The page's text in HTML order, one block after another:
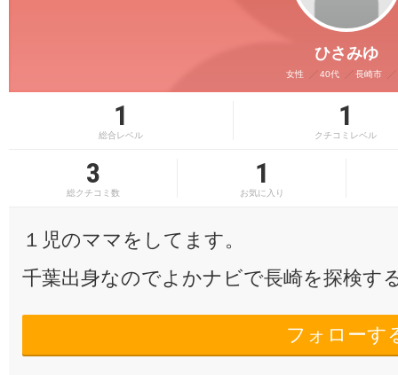
ひさみゆ
女性 40代 長崎市
1
総合レベル
1
クチコミレベル
3
総クチコミ数
1
お気に入り
１児のママをしてます。
千葉出身なのでよかナビで長崎を探検す
フォローす